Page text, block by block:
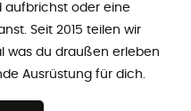
aufbrichst oder eine
Seit 2015 teilen wir
was du draußen erleben
Ausrüstung für dich.